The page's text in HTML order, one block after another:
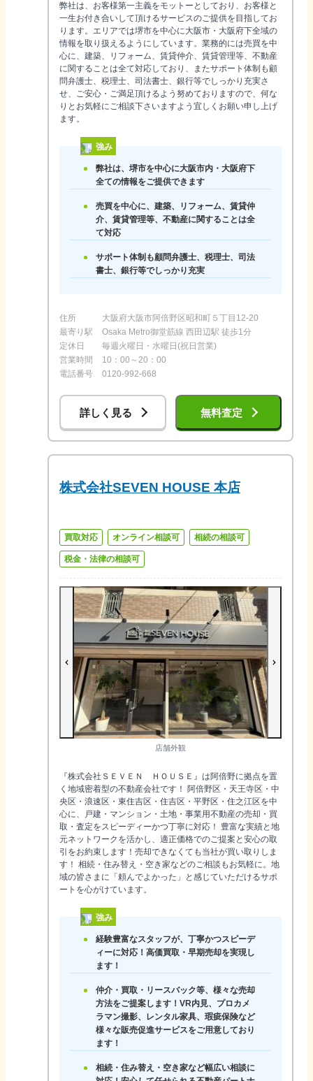
弊社は、お客様第一主義をモットーとしており、お客様と
一生お付き合いして頂けるサービスのご提供を目指してお
ります。エリアでは堺市を中心に大阪市・大阪府下全域の
情報を取り扱えるようにしています。業務的には売買を中
心に、建築、リフォーム、賃貸仲介、賃貸管理等、不動産
に関することは全て対応しており、またサポート体制も顧
問弁護士、税理士、司法書士、銀行等でしっかり充実さ
せ、ご安心・ご満足頂けるよう努めておりますので、何な
りとお気軽にご相談下さいますよう宜しくお願い申し上げ
ます。
強み
弊社は、堺市を中心に大阪市内・大阪府下
全ての情報をご提供できます
売買を中心に、建築、リフォーム、賃貸仲
介、賃貸管理等、不動産に関することは全
て対応
サポート体制も顧問弁護士、税理士、司法
書士、銀行等でしっかり充実
住所
大阪府大阪市阿倍野区昭和町５丁目12-20
最寄り駅
Osaka Metro御堂筋線 西田辺駅 徒歩1分
定休日
毎週火曜日・水曜日(祝日営業)
営業時間
10：00～20：00
電話番号
0120-992-668
詳しく見る 無料査定
株式会社SEVEN HOUSE 本店
買取対応 オンライン相談可 相続の相談可
税金・法律の相談可
店舗外観
『株式会社ＳＥＶＥＮ ＨＯＵＳＥ』は阿倍野に拠点を置
く地域密着型の不動産会社です！ 阿倍野区・天王寺区・中
央区・浪速区・東住吉区・住吉区・平野区・住之江区を中
心に、戸建・マンション・土地・事業用不動産の売却・買
取・査定をスピーディーかつ丁寧に対応！ 豊富な実績と地
元ネットワークを活かし、適正価格でのご提案と安心の取
引をお約束します！売却できなくても当社が買い取りしま
す！ 相続・住み替え・空き家などのご相談もお気軽に。地
域の皆さまに「頼んでよかった」と感じていただけるサポ
ートを心がけています。
強み
経験豊富なスタッフが、丁寧かつスピーデ
ィーに対応！高価買取・早期売却を実現し
ます！
仲介・買取・リースバック等、様々な売却
方法をご提案します！VR内見、プロカメ
ラマン撮影、レンタル家具、瑕疵保険など
様々な販売促進サービスをご用意しており
ます！
相続・住み替え・空き家など幅広い相談に